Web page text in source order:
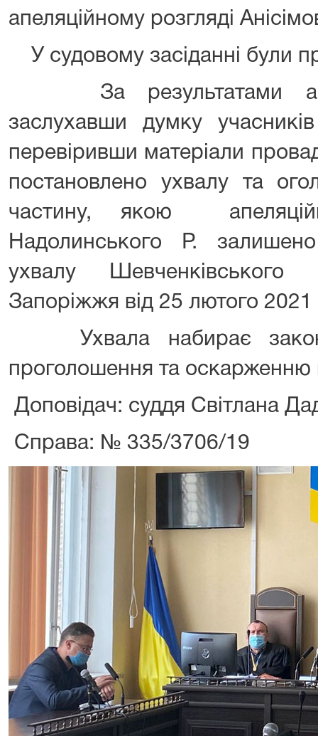
апеляційному розгляді
У судовому засіданні були
За результатами
заслухавши думку
перевіривши матеріали
постановлено ухвалу та
частину, якою
Надолинського Р.
ухвалу
Запоріжжя від 25 лютого 2021
Ухвала набирає
проголошення та оскарженню
Доповідач: суддя Світлана
Справа: № 335/3706/19